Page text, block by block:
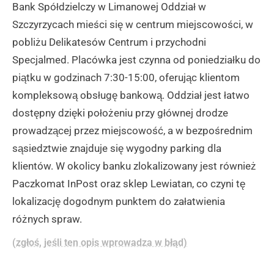
Bank Spółdzielczy w Limanowej Oddział w
Szczyrzycach mieści się w centrum miejscowości, w
pobliżu Delikatesów Centrum i przychodni
Specjalmed. Placówka jest czynna od poniedziałku do
piątku w godzinach 7:30-15:00, oferując klientom
kompleksową obsługę bankową. Oddział jest łatwo
dostępny dzięki położeniu przy głównej drodze
prowadzącej przez miejscowość, a w bezpośrednim
sąsiedztwie znajduje się wygodny parking dla
klientów. W okolicy banku zlokalizowany jest również
Paczkomat InPost oraz sklep Lewiatan, co czyni tę
lokalizację dogodnym punktem do załatwienia
różnych spraw.
(zgłoś, jeśli ten opis wprowadza w błąd)